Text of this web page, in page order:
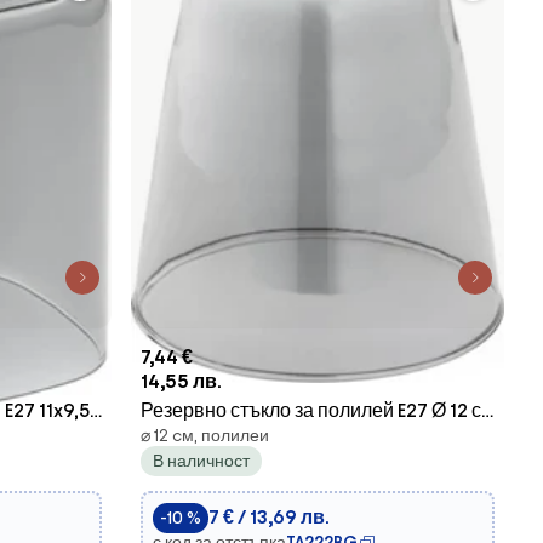
11x9,5
7,44 €
14,55 лв.
Резервно стъкло за полилей E27 Ø 12 см
сив
⌀ 12 cм, полилеи
В наличност
-10 % 7 € / 13,69 лв.